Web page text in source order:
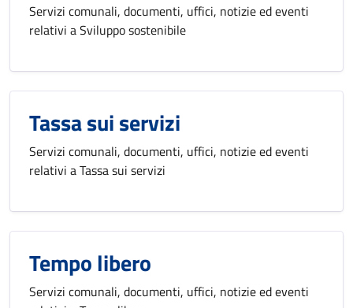
Servizi comunali, documenti, uffici, notizie ed eventi
relativi a Sviluppo sostenibile
Tassa sui servizi
Servizi comunali, documenti, uffici, notizie ed eventi
relativi a Tassa sui servizi
Tempo libero
Servizi comunali, documenti, uffici, notizie ed eventi